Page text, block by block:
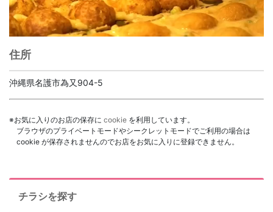
住所
沖縄県名護市為又904-5
※お気に入りのお店の保存に cookie を利用しています。
ブラウザのプライベートモードやシークレットモードでご利用の場合は
cookie が保存されませんのでお店をお気に入りに登録できません。
チラシを探す